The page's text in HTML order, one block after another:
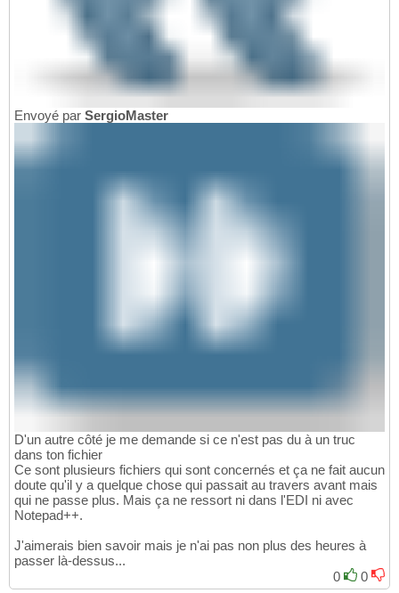
Envoyé par SergioMaster
D'un autre côté je me demande si ce n'est pas du à un truc
dans ton fichier
Ce sont plusieurs fichiers qui sont concernés et ça ne fait aucun
doute qu'il y a quelque chose qui passait au travers avant mais
qui ne passe plus. Mais ça ne ressort ni dans l'EDI ni avec
Notepad++.
J'aimerais bien savoir mais je n'ai pas non plus des heures à
passer là-dessus...
0
0